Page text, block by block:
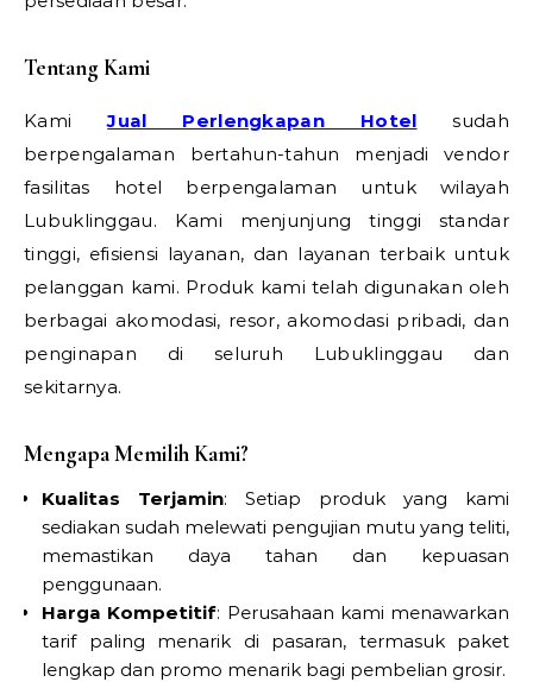
Tentang Kami
KamiJual Perlengkapan Hotel sudah
berpengalaman bertahun-tahun menjadi vendor
fasilitas hotel berpengalaman untuk wilayah
Lubuklinggau. Kami menjunjung tinggi standar
tinggi, efisiensi layanan, dan layanan terbaik untuk
pelanggan kami. Produk kami telah digunakan oleh
berbagai akomodasi, resor, akomodasi pribadi, dan
penginapan di seluruh Lubuklinggau dan
sekitarnya.
Mengapa Memilih Kami?
Kualitas Terjamin: Setiap produk yang kami
sediakan sudah melewati pengujian mutu yang teliti,
memastikan daya tahan dan kepuasan
penggunaan.
Harga Kompetitif: Perusahaan kami menawarkan
tarif paling menarik di pasaran, termasuk paket
lengkap dan promo menarik bagi pembelian grosir.